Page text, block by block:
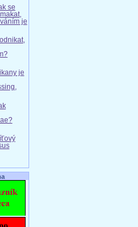
se
je
je